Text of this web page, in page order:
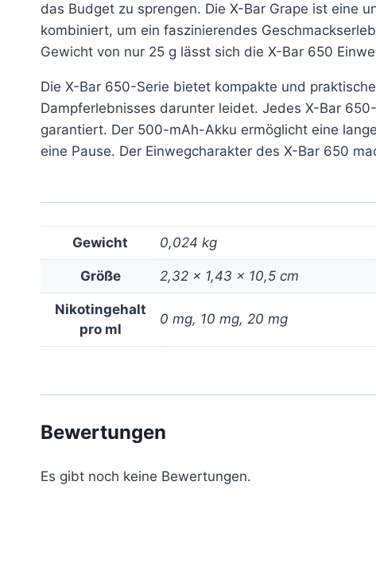
das Budget zu sprengen. Die X-Bar Grape ist eine
kombiniert, um ein faszinierendes
Gewicht von nur 25 g lässt sich die X-Bar 650
Die X-Bar 650-Serie bietet kompakte und
Dampferlebnisses darunter leidet. Jedes X-Bar
garantiert. Der 500-mAh-Akku ermöglicht eine
eine Pause. Der Einwegcharakter des X-Bar 650
Gewicht 0,024 kg
Größe 2,32 × 1,43 × 10,5 cm
Nikotingehalt
pro ml
0 mg, 10 mg, 20 mg
Bewertungen
Es gibt noch keine Bewertungen.